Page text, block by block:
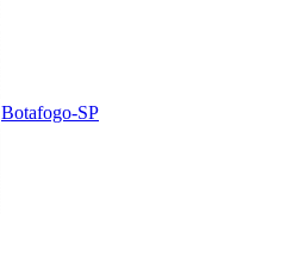
Botafogo-SP